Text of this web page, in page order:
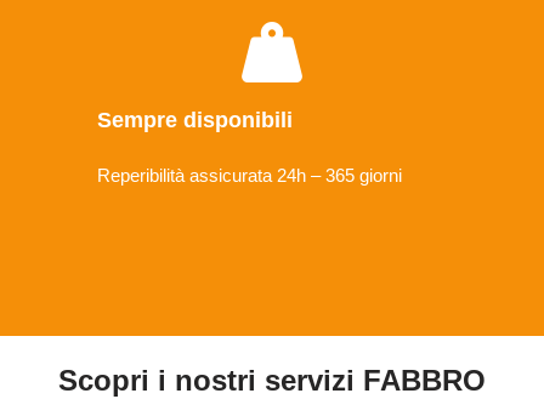
Sempre disponibili
Reperibilità assicurata 24h – 365 giorni
Scopri i nostri servizi FABBRO